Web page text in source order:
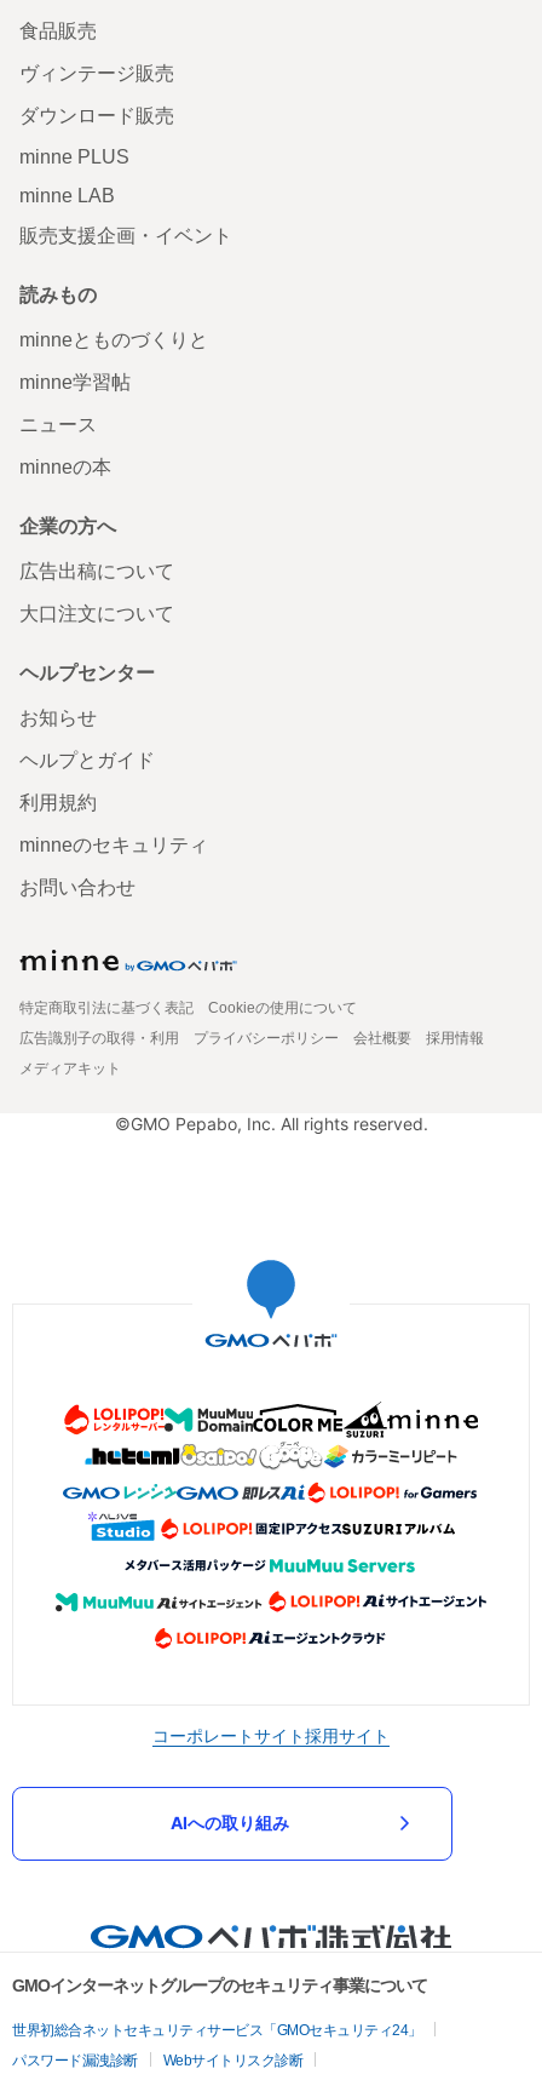
食品販売
ヴィンテージ販売
ダウンロード販売
minne PLUS
minne LAB
販売支援企画・イベント
読みもの
minneとものづくりと
minne学習帖
ニュース
minneの本
企業の方へ
広告出稿について
大口注文について
ヘルプセンター
お知らせ
ヘルプとガイド
利用規約
minneのセキュリティ
お問い合わせ
特定商取引法に基づく表記
Cookieの使用について
広告識別子の取得・利用
プライバシーポリシー 会社概要
採用情報
メディアキット
©GMO Pepabo, Inc. All rights reserved.
コーポレートサイト採用サイト
AIへの取り組み
GMOインターネットグループのセキュリティ事業について
世界初総合ネットセキュリティサービス「GMOセキュリティ24」
パスワード漏洩診断
Webサイトリスク診断